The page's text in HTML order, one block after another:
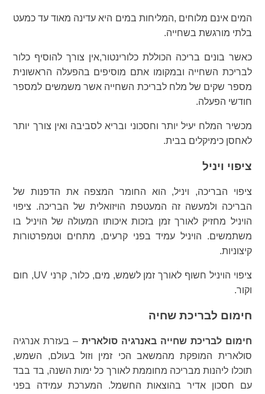
המים אינם מלוחים ,המליחות במים היא עדינה מאוד עד כמעט
בלתי מורגשת בשחייה.
כאשר בונים בריכה הכוללת כלורינטור,אין צורך להוסיף כלור
לבריכת השחייה ובמקומו אתם מוסיפים בהפעלה הראשונית
מספר שקים של מלח לבריכת השחייה אשר משמשים למספר
חודשי הפעלה.
מכשיר המלח יעיל יותר וחסכוני ובריא לסביבה ואין צורך יותר
לאחסן כימיקלים בבית.
ציפוי ויניל
ציפוי הבריכה, ויניל, הוא החומר המצפה את הדפנות של
הבריכה ולמעשה זה המעטפת הויזואלית של הבריכה. ציפוי
הויניל מחזיק לאורך זמן בזכות איכותו המעולה של הויניל בו
משתמשים. הויניל עמיד בפני קרעים, מתחים וטמפרטורות
קיצוניות.
ציפוי הויניל חשוף לאורך זמן לשמש, מים, כלור, קרני UV, חום
וקור.
חימום לבריכת שחיה
חימום לבריכת שחייה באנרגיה סולארית– בעזרת אנרגיה
סולארית המופקת מהמשאב הכי זמין וזול בעולם, השמש,
תוכלו ליהנות מבריכה מחוממת לאורך כל ימות השנה, בד בבד
עם חסכון אדיר בהוצאות החשמל. המערכת עמידה בפני